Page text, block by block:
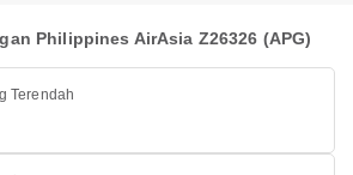
Philippines AirAsia Z26326 (APG)
Terendah